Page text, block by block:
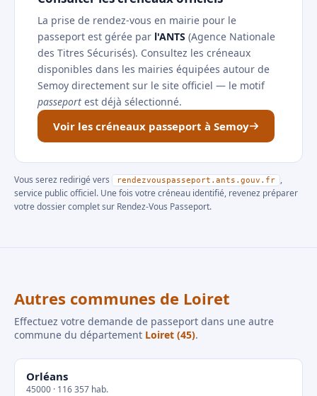
La prise de rendez-vous en mairie pour le
passeport est gérée par l'ANTS (Agence Nationale
des Titres Sécurisés). Consultez les créneaux
disponibles dans les mairies équipées autour de
Semoy directement sur le site officiel — le motif
passeport est déjà sélectionné.
Voir les créneaux passeport à Semoy
Vous serez redirigé vers rendezvouspasseport.ants.gouv.fr
,
service public officiel. Une fois votre créneau identifié, revenez préparer
votre dossier complet sur Rendez-Vous Passeport.
Autres communes de Loiret
Effectuez votre demande de passeport dans une autre
commune du département Loiret (45).
Orléans
45000 · 116 357 hab.